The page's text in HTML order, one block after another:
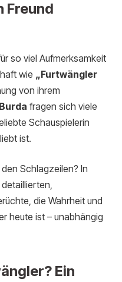
Freund
so viel Aufmerksamkeit
wie „Furtwängler
von ihrem
fragen sich viele
Schauspielerin
ist.
Schlagzeilen? In
die Wahrheit und
heute ist – unabhängig
Ein